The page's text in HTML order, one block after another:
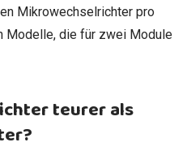
Mikrowechselrichter pro
Modelle, die für zwei Module
teurer als